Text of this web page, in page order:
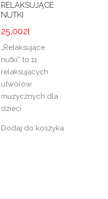
RELAKSUJĄCE
NUTKI
25,00zł
„Relaksujące
nutki” to 11
relaksujących
utworów
muzycznych dla
dzieci.
Dodaj do koszyka